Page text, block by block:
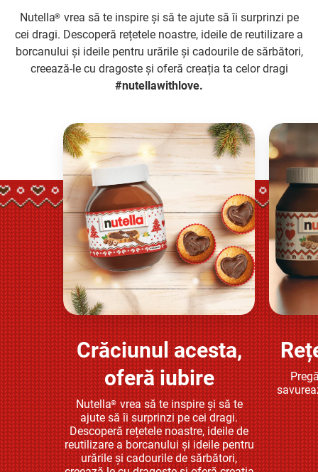
Nutella® vrea să te inspire și să te ajute să îi surprinzi pe
cei dragi. Descoperă rețetele noastre, ideile de reutilizare a
borcanului și ideile pentru urările și cadourile de sărbători,
creează-le cu dragoste și oferă creația ta celor dragi
#nutellawithlove.
Află mai multe
Crăciunul acesta,
oferă iubire
Nutella® vrea să te inspire și să te
ajute să îi surprinzi pe cei dragi.
Descoperă rețetele noastre, ideile de
reutilizare a borcanului și ideile pentru
urările și cadourile de sărbători,